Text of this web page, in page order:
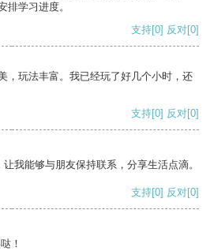
排学习进度。
支持[0] 反对[0]
，玩法丰富。我已经玩了好几个小时，还
支持[0] 反对[0]
我能够与朋友保持联系，分享生活点滴。
支持[0] 反对[0]
！